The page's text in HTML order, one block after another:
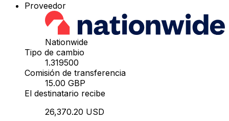
Proveedor
Nationwide
Tipo de cambio
1.319500
Comisión de transferencia
15.00 GBP
El destinatario recibe
26,370.20 USD